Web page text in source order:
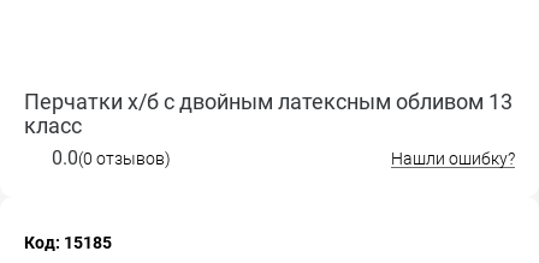
Перчатки х/б с двойным латексным обливом 13
класс
0.0(0 отзывов) Нашли ошибку?
Код: 15185